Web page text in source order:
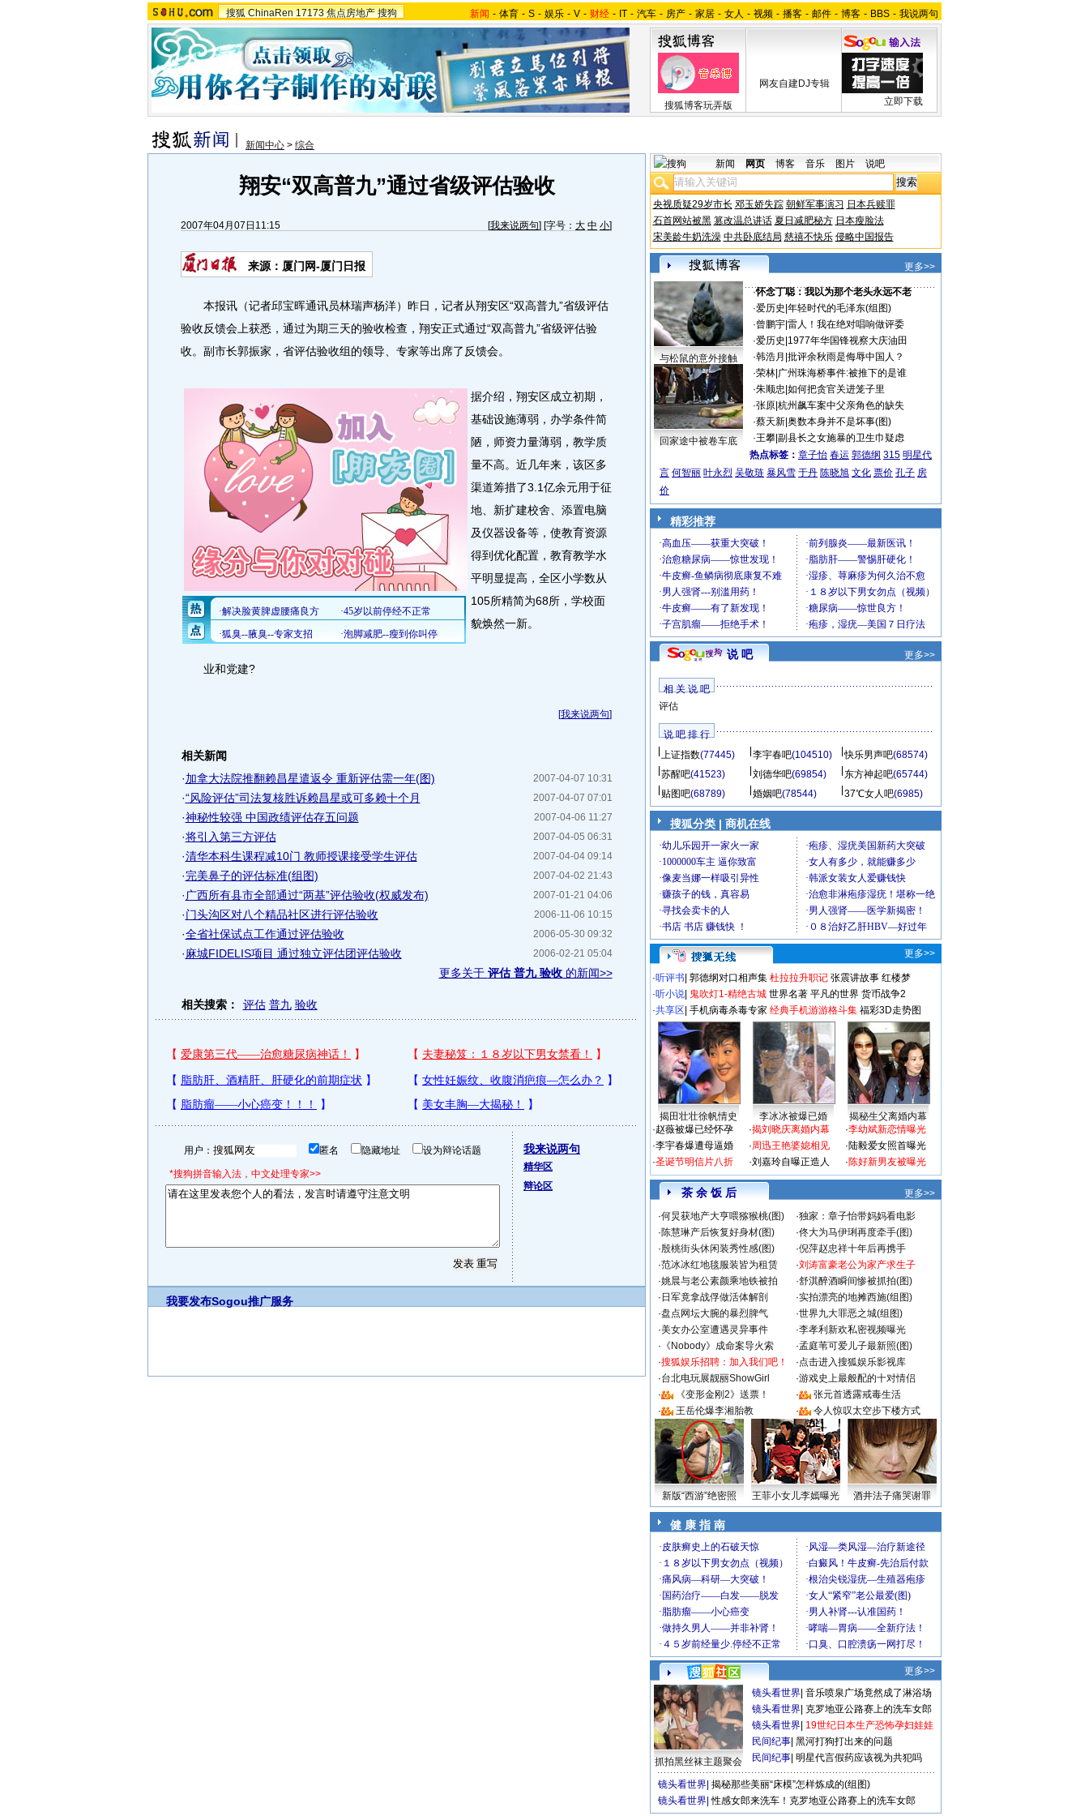
搜狐 ChinaRen 17173 焦点房地产 搜狗 新闻 - 体育 - S - 娱乐 - V - 财经 - IT - 汽车 - 房产 - 家居 - 女人 - 视频 - 播客 - 邮件 - 博客 - BBS - 我说两句
搜狐博客玩弄版
网友自建DJ专辑
立即下载
新闻中心 > 综合
翔安“双高普九”通过省级评估验收
2007年04月07日11:15 [我来说两句] [字号： 大 中 小]
来源：厦门网-厦门日报
本报讯（记者邱宝晖通讯员林瑞声杨洋）昨日，记者从翔安区“双高普九”省级评估
验收反馈会上获悉，通过为期三天的验收检查，翔安正式通过“双高普九”省级评估验
收。副市长郭振家，省评估验收组的领导、专家等出席了反馈会。
据介绍，翔安区成立初期，
基础设施薄弱，办学条件简
陋，师资力量薄弱，教学质
量不高。近几年来，该区多
渠道筹措了3.1亿余元用于征
地、新扩建校舍、添置电脑
及仪器设备等，使教育资源
得到优化配置，教育教学水
平明显提高，全区小学数从
105所精简为68所，学校面
貌焕然一新。
业和党建?
[我来说两句]
相关新闻
2007-04-07 10:31
·加拿大法院推翻赖昌星遣返令 重新评估需一年(图)
2007-04-07 07:01
·“风险评估”司法复核胜诉赖昌星或可多赖十个月
2007-04-06 11:27
·神秘性较强 中国政绩评估存五问题
2007-04-05 06:31
·将引入第三方评估
2007-04-04 09:14
·清华本科生课程减10门 教师授课接受学生评估
2007-04-02 21:43
·完美鼻子的评估标准(组图)
2007-01-21 04:06
· 广西所有县市全部通过“两基”评估验收(权威发布)
2006-11-06 10:15
·门头沟区对八个精品社区进行评估验收
2006-05-30 09:32
·全省社保试点工作通过评估验收
2006-02-21 05:04
·麻城FIDELIS项目 通过独立评估团评估验收
更多关于 评估 普九 验收的新闻>>
相关搜索： 评估 普九 验收
用户： 匿名 隐藏地址 设为辩论话题
*搜狗拼音输入法，中文处理专家>>
我来说两句
精华区
辩论区
我要发布Sogou推广服务
新闻 网页 博客 音乐 图片 说吧
央视质疑29岁市长 邓玉娇失踪 朝鲜军事演习 日本兵赎罪
石首网站被黑 篡改温总讲话 夏日减肥秘方 日本瘦脸法
宋美龄牛奶洗澡 中共卧底结局 慈禧不快乐 侵略中国报告
更多>>
与松鼠的意外接触
回家途中被卷车底
·怀念丁聪：我以为那个老头永远不老
·爱历史 年轻时代的毛泽东(组图)
·曾鹏宇| 雷人！我在绝对唱响做评委
·爱历史 1977年华国锋视察大庆油田
·韩浩月 批评余秋雨是侮辱中国人？
·荣林| 广州珠海桥事件:被推下的是谁
·朱顺忠 如何把贪官关进笼子里
·张原| 杭州飙车案中父亲角色的缺失
·蔡天新| 奥数本身并不是坏事(图)
·王攀| 副县长之女施暴的卫生巾疑虑
热点标签： 章子怡 春运 郭德纲 315 明星代
言 何智丽 叶永烈 吴敬琏 暴风雪 于丹 陈晓旭 文化 票价 孔子 房
价
精彩推荐
说 吧 更多>>
相 关 说 吧
评估
说 吧 排 行
上证指数(77445) 李宇春吧(104510) 快乐男声吧(68574)
苏醒吧(41523) 刘德华吧(69854) 东方神起吧(65744)
贴图吧(68789) 婚姻吧(78544) 37℃女人吧(6985)
搜狐分类 | 商机在线
更多>>
·听评书 郭德纲对口相声集 杜拉拉升职记 张震讲故事 红楼梦
·听小说 鬼吹灯1-精绝古城 世界名著 平凡的世界 货币战争2
·共享区 手机病毒杀毒专家 经典手机游游格斗集 福彩3D走势图
揭田壮壮徐帆情史 李冰冰被爆已婚
揭秘生父离婚内幕
·赵薇被爆已经怀孕
·李宇春爆遭母逼婚
·圣诞节明信片八折
·揭刘晓庆离婚内幕
·周迅王艳婆媳相见
·刘嘉玲自曝正造人
·李幼斌新恋情曝光
·陆毅爱女照首曝光
·陈好新男友被曝光
茶 余 饭 后
更多>>
·何炅获地产大亨喂猕猴桃(图) ·独家：章子怡带妈妈看电影
·陈慧琳产后恢复好身材(图) ·佟大为马伊琍再度牵手(图)
·殷桃街头休闲装秀性感(图) ·倪萍赵忠祥十年后再携手
·范冰冰红地毯服装皆为租赁 ·刘涛富豪老公为家产求生子
·姚晨与老公素颜乘地铁被拍 ·舒淇醉酒瞬间惨被抓拍(图)
· 日军竟拿战俘做活体解剖 ·实拍漂亮的地摊西施(组图)
·盘点网坛大腕的暴烈脾气 ·世界九大罪恶之城(组图)
·美女办公室遭遇灵异事件 ·李孝利新欢私密视频曝光
· 《Nobody》成命案导火索 ·孟庭苇可爱儿子最新照(图)
·搜狐娱乐招聘：加入我们吧！ ·点击进入搜狐娱乐影视库
·台北电玩展靓丽ShowGirl ·游戏史上最般配的十对情侣
·
《变形金刚2》送票！ ·
张元首透露戒毒生活
·
王岳伦爆李湘胎教 · 令人惊叹太空步下楼方式
新版“西游”绝密照 王菲小女儿李嫣曝光 酒井法子痛哭谢罪
健 康 指 南
更多>>
抓拍黑丝袜主题聚会
镜头看世界 音乐喷泉广场竟然成了淋浴场
镜头看世界 克罗地亚公路赛上的洗车女郎
镜头看世界 19世纪日本生产恐怖孕妇娃娃
民间纪事 黑河打狗打出来的问题
民间纪事 明星代言假药应该视为共犯吗
镜头看世界 揭秘那些美丽“床模”怎样炼成的(组图)
镜头看世界 性感女郎来洗车！克罗地亚公路赛上的洗车女郎